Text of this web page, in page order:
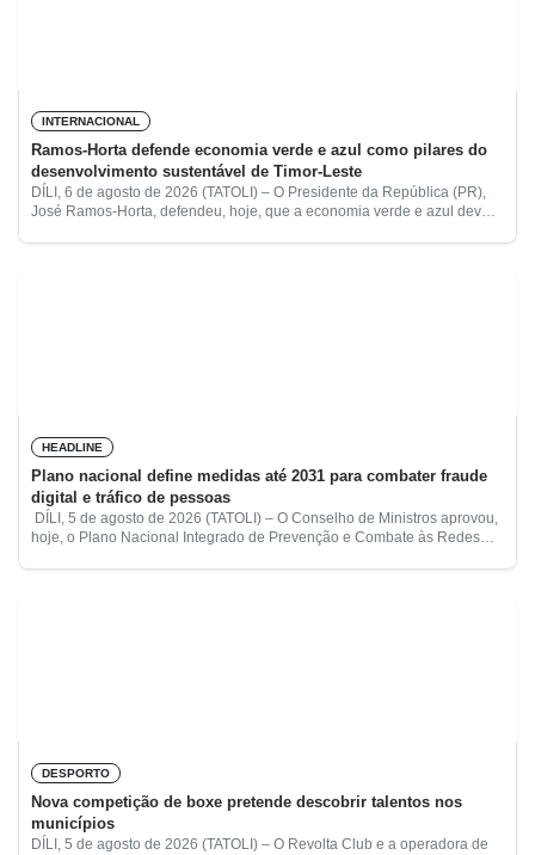
INTERNACIONAL
Ramos-Horta defende economia verde e azul como pilares do
desenvolvimento sustentável de Timor-Leste
DÍLI, 6 de agosto de 2026 (TATOLI) – O Presidente da República (PR),
José Ramos-Horta, defendeu, hoje, que a economia verde e azul devem
HEADLINE
Plano nacional define medidas até 2031 para combater fraude
digital e tráfico de pessoas
DÍLI, 5 de agosto de 2026 (TATOLI) – O Conselho de Ministros aprovou,
hoje, o Plano Nacional Integrado de Prevenção e Combate às Redes
DESPORTO
Nova competição de boxe pretende descobrir talentos nos
municípios
DÍLI, 5 de agosto de 2026 (TATOLI) – O Revolta Club e a operadora de